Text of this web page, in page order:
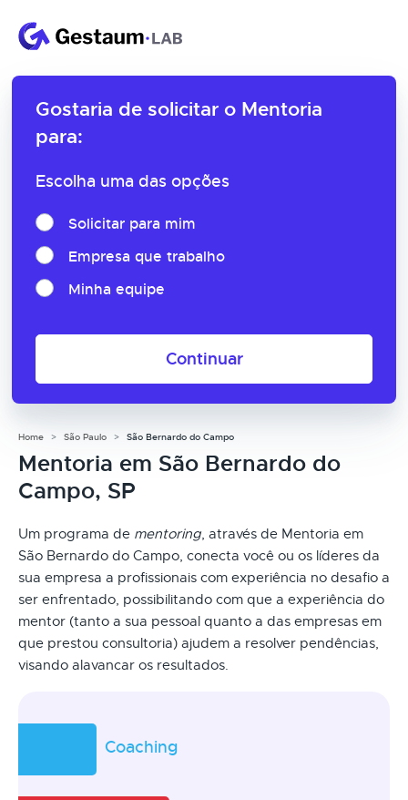
Gostaria de solicitar o Mentoria
para:
Escolha uma das opções
Solicitar para mim
Empresa que trabalho
Minha equipe
Continuar
Home São Paulo São Bernardo do Campo
Mentoria em São Bernardo do
Campo, SP
Um programa de mentoring, através de Mentoria em
São Bernardo do Campo, conecta você ou os líderes da
sua empresa a profissionais com experiência no desafio a
ser enfrentado, possibilitando com que a experiência do
mentor (tanto a sua pessoal quanto a das empresas em
que prestou consultoria) ajudem a resolver pendências,
visando alavancar os resultados.